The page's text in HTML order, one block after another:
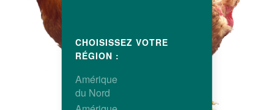
CHOISISSEZ VOTRE
RÉGION :
Amérique
du Nord